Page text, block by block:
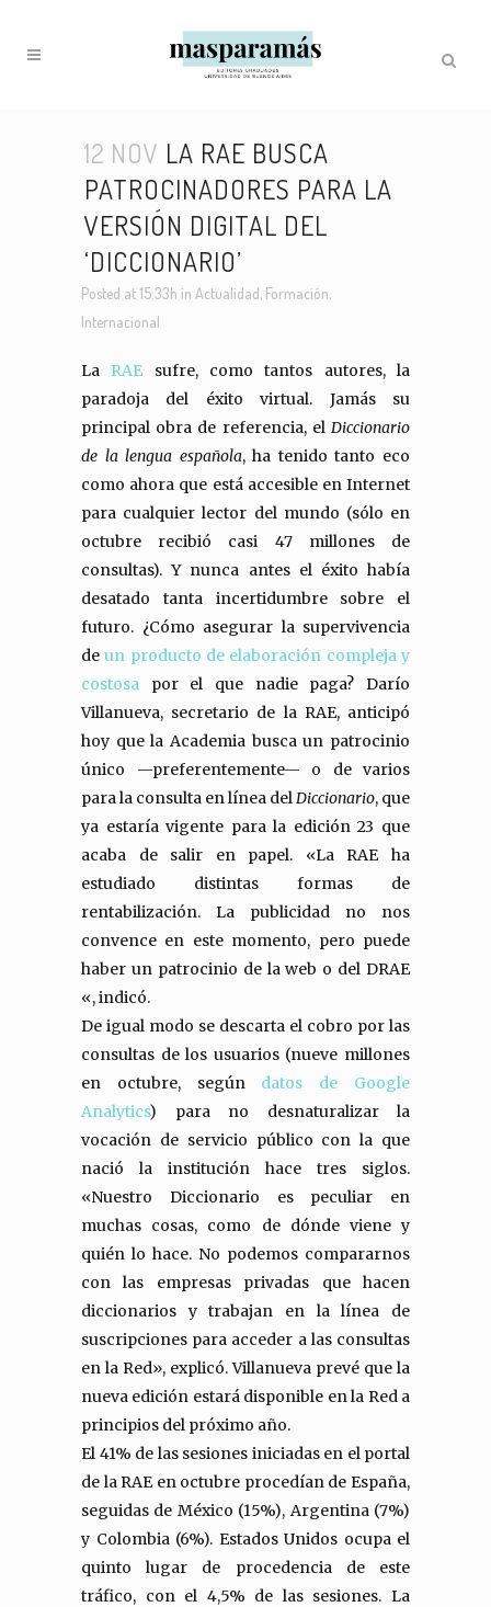
12 NOV LA RAE BUSCA
PATROCINADORES PARA LA
VERSIÓN DIGITAL DEL
‘DICCIONARIO’
Posted at 15:33h in Actualidad, Formación,
Internacional
La RAE sufre, como tantos autores, la
paradoja del éxito virtual. Jamás su
principal obra de referencia, el Diccionario
de la lengua española, ha tenido tanto eco
como ahora que está accesible en Internet
para cualquier lector del mundo (sólo en
octubre recibió casi 47 millones de
consultas). Y nunca antes el éxito había
desatado tanta incertidumbre sobre el
futuro. ¿Cómo asegurar la supervivencia
deun producto de elaboración compleja y
costosa por el que nadie paga? Darío
Villanueva, secretario de la RAE, anticipó
hoy que la Academia busca un patrocinio
único —preferentemente— o de varios
para la consulta en línea delDiccionario, que
ya estaría vigente para la edición 23 que
acaba de salir en papel. «La RAE ha
estudiado distintas formas de
rentabilización. La publicidad no nos
convence en este momento, pero puede
haber un patrocinio de la web o del DRAE
«, indicó.
De igual modo se descarta el cobro por las
consultas de los usuarios (nueve millones
en octubre, según datos de Google
Analytics) para no desnaturalizar la
vocación de servicio público con la que
nació la institución hace tres siglos.
«Nuestro Diccionario es peculiar en
muchas cosas, como de dónde viene y
quién lo hace. No podemos compararnos
con las empresas privadas que hacen
diccionarios y trabajan en la línea de
suscripciones para acceder a las consultas
en la Red», explicó. Villanueva prevé que la
nueva edición estará disponible en la Red a
principios del próximo año.
El 41% de las sesiones iniciadas en el portal
de la RAE en octubre procedían de España,
seguidas de México (15%), Argentina (7%)
y Colombia (6%). Estados Unidos ocupa el
quinto lugar de procedencia de este
tráfico, con el 4,5% de las sesiones. La